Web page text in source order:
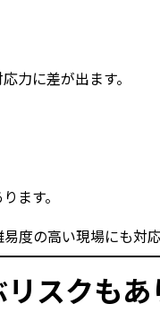
力に差が出ます。
ます。
度の高い現場にも対
スクも